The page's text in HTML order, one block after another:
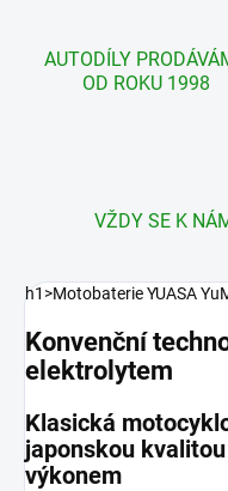
AUTODÍLY
OD ROKU 1998
VŽDY SE K
h1>Motobaterie YUASA
Konvenční
elektrolytem
Klasická
japonskou
výkonem